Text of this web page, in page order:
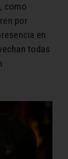
como
por
en
todas